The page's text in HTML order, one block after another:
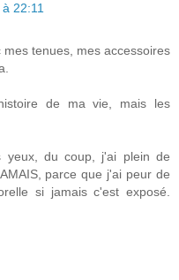
22:11
tenues, mes accessoires
de ma vie, mais les
yeux, du coup, j'ai plein de
parce que j'ai peur de
si jamais c'est exposé.